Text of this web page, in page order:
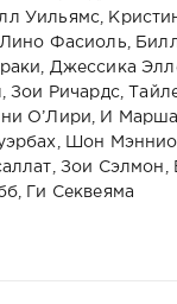
Уильямс,
Фасиоль,
Джессика
Зои Ричардс,
О’Лири, И
Шон
Зои
Ги Секвеяма